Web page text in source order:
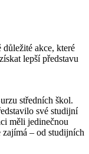
akce, které
lepší představu
středních škol.
své studijní
měli jedinečnou
zajímá – od studijních